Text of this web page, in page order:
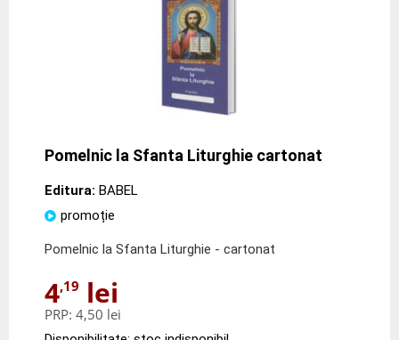
Pomelnic la Sfanta Liturghie cartonat
Editura: BABEL
promoție
Pomelnic la Sfanta Liturghie - cartonat
4,19 lei
PRP: 4,50 lei